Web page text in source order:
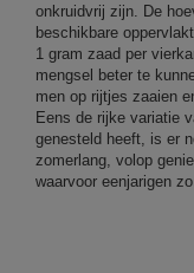
onkruidvrij zijn. De
beschikbare
1 gram zaad per
mengsel beter te
men op rijtjes zaaien
Eens de rijke variatie
genesteld heeft, is er
zomerlang, volop
waarvoor eenjarigen